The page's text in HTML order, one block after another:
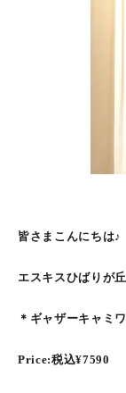
皆さまこんにちは♪
エスキスひばりが
＊ギャザーキャミ
Price:税込¥7590